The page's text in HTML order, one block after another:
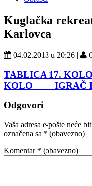
Kuglačka
Karlovca
04.02.2018 u 20:26 |
TABLICA 17. KOLO
KOLO IGRAČ
Odgovori
Vaša adresa e-pošte neće
označena sa * (obavezno)
Komentar * (obavezno)